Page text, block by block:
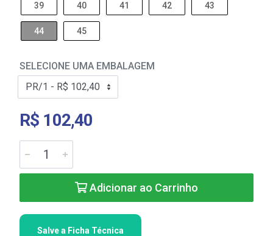
39 40 41 42 43
44 45
SELECIONE UMA EMBALAGEM
R$ 102,40
Adicionar ao Carrinho
Salve a Ficha Técnica